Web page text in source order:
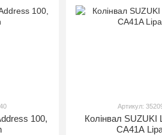
100,
Артикул:
Колінвал SUZUKI
CA41A